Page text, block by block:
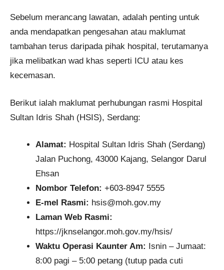
Sebelum merancang lawatan, adalah penting untuk
anda mendapatkan pengesahan atau maklumat
tambahan terus daripada pihak hospital, terutamanya
jika melibatkan wad khas seperti ICU atau kes
kecemasan.
Berikut ialah maklumat perhubungan rasmi Hospital
Sultan Idris Shah (HSIS), Serdang:
Alamat: Hospital Sultan Idris Shah (Serdang)
Jalan Puchong, 43000 Kajang, Selangor Darul
Ehsan
Nombor Telefon: +603-8947 5555
E-mel Rasmi: hsis@moh.gov.my
Laman Web Rasmi:
https://jknselangor.moh.gov.my/hsis/
Waktu Operasi Kaunter Am:
Isnin – Jumaat:
8:00 pagi – 5:00 petang (tutup pada cuti